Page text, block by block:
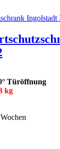
Türöffnung
kg